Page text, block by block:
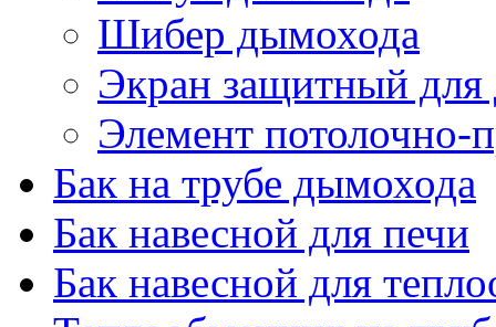
Шибер дымохода
Экран защитный
Элемент потолочно-
Бак на трубе дымохода
Бак навесной для печи
Бак навесной для